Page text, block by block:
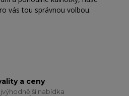
vás tou správnou volbou.
a ceny
nabídka